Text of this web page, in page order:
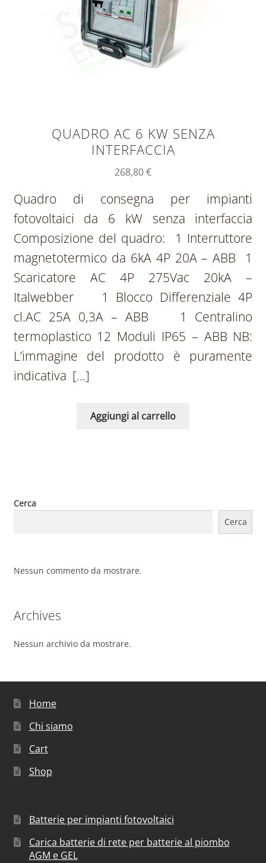
QUADRO AC 6 KW SENZA
INTERFACCIA
268,80€
Quadro di consegna per impianti
fotovoltaici da 6 kW senza interfaccia
Composizione del quadro: 1 Interruttore
magnetotermico da 6kA 4P 20A – ABB 1
Scaricatore AC 4P 275Vac 20kA –
Italwebber 1 Blocco Differenziale 4P
cl.AC 25A 0,3A – ABB  1 Centralino
termoplastico 12 Moduli IP65 – ABB NB:
L’immagine del prodotto è puramente
indicativa […]
Aggiungi al carrello
Cerca
Cerca
Nessun commento da mostrare.
Archives
Nessun archivio da mostrare.
Home
Chi siamo
Cart
Shop
Batterie per impianti fotovoltaici
Carica batterie di rete per batterie al piombo
AGM e GEL